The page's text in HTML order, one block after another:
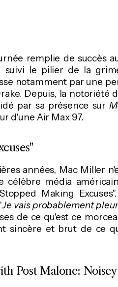
remplie de succès
suivi le pilier de la
notamment par une
Depuis, la notoriété
par sa présence sur
d'une Air Max 97.
années, Mac Miller
célèbre média
Making
Je vais probablement
de ce qu'est ce
sincère et brut de ce
Post Malone: